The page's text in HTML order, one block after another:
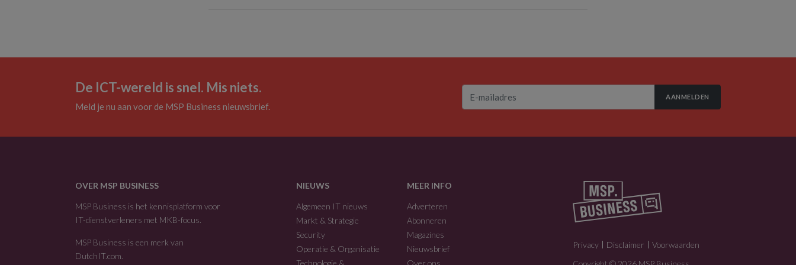
De ICT-wereld is snel. Mis niets.
Meld je nu aan voor de MSP Business nieuwsbrief.
AANMELDEN
OVER MSP BUSINESS
MSP Business is het kennisplatform voor
IT-dienstverleners met MKB-focus.
MSP Business is een merk van
DutchIT.com
NIEUWS
Algemeen IT nieuws
Markt & Strategie
Security
Operatie & Organisatie
Technologie &
MEER INFO
Adverteren
Abonneren
Magazines
Nieuwsbrief
Over ons
Privacy Disclaimer
Voorwaarden